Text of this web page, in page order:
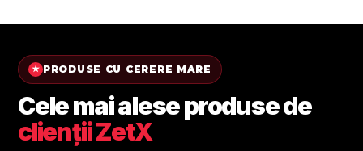
★ PRODUSE CU CERERE MARE
Cele mai alese produse de
clienții ZetX